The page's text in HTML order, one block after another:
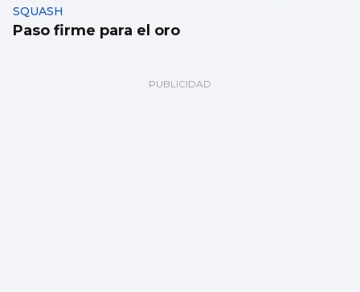
SQUASH
Paso firme para el oro